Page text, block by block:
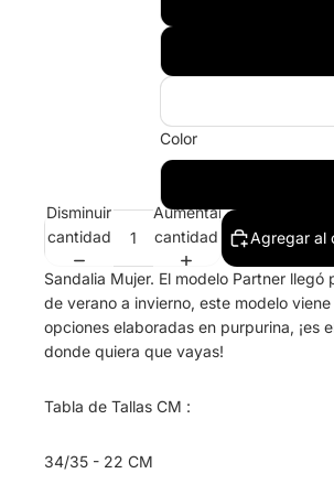
Color
Disminuir
cantidad
Aumentar
cantidad
Agregar al
Sandalia Mujer. El modelo Partner
de verano a invierno, este modelo
opciones elaboradas en purpurina, ¡es
donde quiera que vayas!
Tabla de Tallas CM :
34/35 - 22 CM